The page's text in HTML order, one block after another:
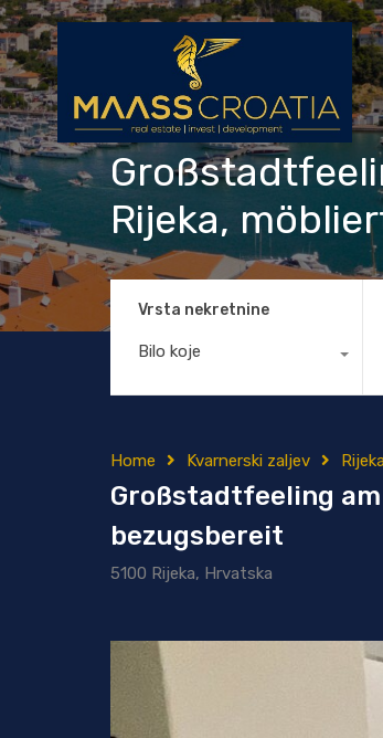
Rijeka,
Vrsta nekretnine
Bilo koje
Home Kvarnerski zaljev Rijeka
Großstadtfeeling
bezugsbereit
5100 Rijeka, Hrvatska